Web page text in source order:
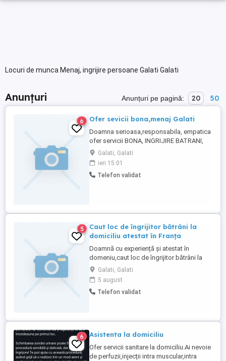
Locuri de munca Menaj, ingrijire persoane Galati Galati
Anunțuri Anunțuri pe pagină: 20 50
6 Ofer sevicii bona,menaj Galati
Doamna serioasa,responsabila, empatica
ofer servicii BONA, INGRIJIRE BATRANI,
MENAJ!Cer si ofer seriozitate!!!
Galati, Galati
ieri 15:01
Telefon validat
5
Caut loc de îngrijitor bătrâni la
domiciliu atestat în Franța
Doamnă cu experiență și atestat în
domeniu,caut loc de îngrijitor bătrâni la
domiciliu,sau Intr o instituție specializată
în domeniu respectiv,în Franța. Persoanele
interesate mă pot contacta zilnic intre
orele 10 și 20 la telefon ! Rog maximă
Galati, Galati
5 august
Telefon validat
6 Asistenta la domiciliu
Ofer servicii sanitare la domiciliu.Ai nevoie
de perfuzii,injecții intra muscular,intra